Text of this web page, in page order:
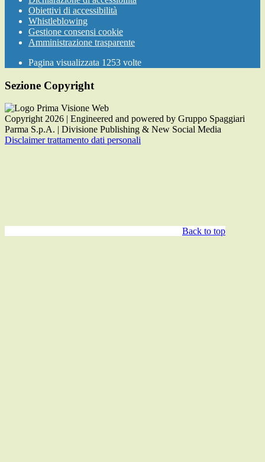
Obiettivi di accessibilità
Whistleblowing
Gestione consensi cookie
Amministrazione trasparente
Pagina visualizzata 1253 volte
Sezione Copyright
Copyright 2026 | Engineered and powered by Gruppo Spaggiari
Parma S.p.A. | Divisione Publishing & New Social Media
Disclaimer trattamento dati personali
Back to top